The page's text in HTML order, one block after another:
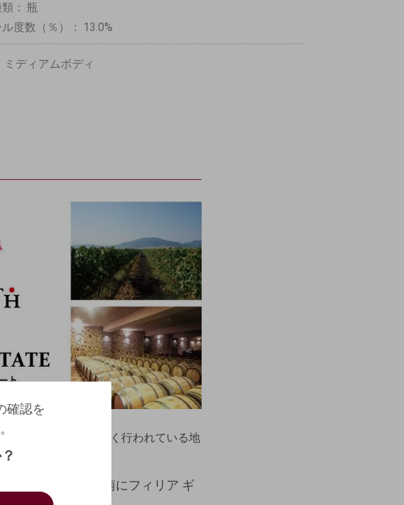
む
： 瓶
度数（％）： 13.0%
ミディアムボディ
物や木綿の栽培が広く行われている地
ルディツァ市の南にフィリア ギ
確認を
認を
か？
す。）